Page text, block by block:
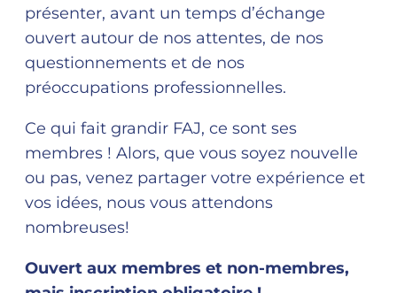
présenter, avant un temps d’échange
ouvert autour de nos attentes, de nos
questionnements et de nos
préoccupations professionnelles.
Ce qui fait grandir FAJ, ce sont ses
membres ! Alors, que vous soyez nouvelle
ou pas, venez partager votre expérience et
vos idées, nous vous attendons
nombreuses!
Ouvert aux membres et non-membres,